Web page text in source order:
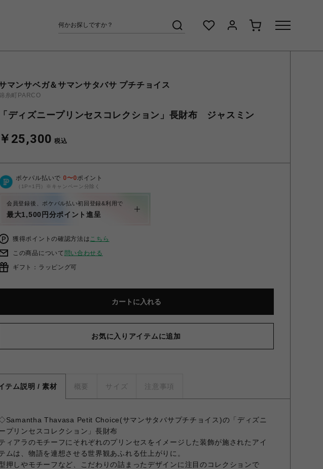
マンサベガ＆サマンサタバサ プチチョイス
糸町PARCO
「ディズニープリンセスコレクション」長財布 ジャスミン
￥25,300 税込
ポケパル払いで 0〜0ポイント
（1P=1円）※キャンペーン分除く
会員登録後、ポケパル払い初回登録&利用で
最大1,500円分ポイント進呈
獲得ポイントの確認方法はこちら
この商品について 問い合わせる
ギフト：ラッピング可
カートに入れる
お気に入りアイテムに追加
テム説明 / 素材 概要 サイズ 注意事項
Thavasa Petit Choice(サマンサタバサプチチョイス)の「ディズニ
プリンセスコレクション」長財布
ィアラのモチーフにそれぞれのプリンセスをイメージした装飾が施されたアイ
ムは、物語を連想させる世界観あふれる仕上がりに。
押しやモチーフなど、こだわりの詰まったデザインに注目のコレクションで